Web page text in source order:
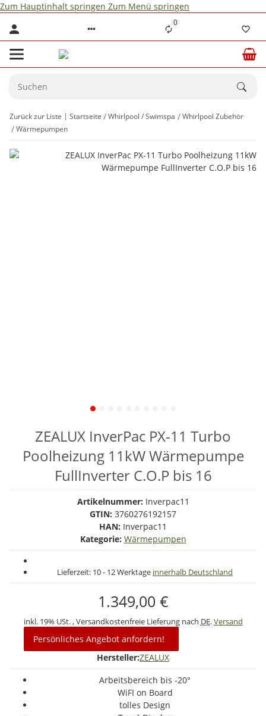
Zum Hauptinhalt springen Zum Menü springen
0
Zurück zur Liste Startseite Whirlpool / Swimspa
Whirlpool Zubehör
Wärmepumpen
ZEALUX InverPac PX-11 Turbo
Poolheizung 11kW Wärmepumpe
FullInverter C.O.P bis 16
Artikelnummer: Inverpac11
GTIN: 3760276192157
HAN: Inverpac11
Kategorie: Wärmepumpen
Lieferzeit: 10 - 12 Werktage innerhalb Deutschland
1.349,00 €
inkl. 19% USt. , Versandkostenfreie Lieferung nach DE.Versand
Persönliches Angebot anfordern!
Hersteller:ZEALUX
Arbeitsbereich bis -20°
WiFI on Board
tolles Design